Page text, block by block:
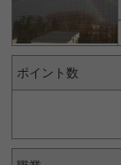
ポイント数